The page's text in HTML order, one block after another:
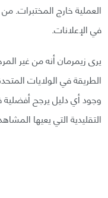
العملية خارج المختبرات.
في الإعلانات.
يرى زيمرمان أنه من غير
الطريقة في الولايات
وجود أي دليل يرجح أفضلية
التقليدية التي يعيها